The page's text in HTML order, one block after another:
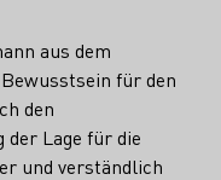
aus dem
für den
den
Lage für die
und verständlich